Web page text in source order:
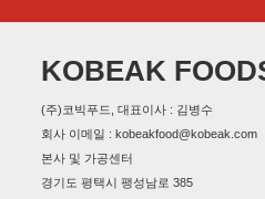
KOBEAK
(주)코빅푸드, 대표이사 : 김병수
회사 이메일 : kobeakfood@kobeak.com
본사 및 가공센터
경기도 평택시 팽성남로 385